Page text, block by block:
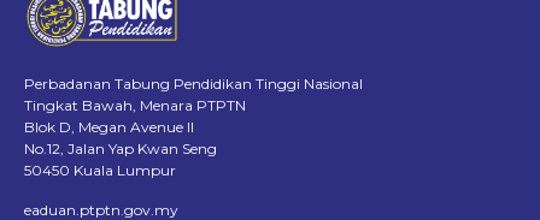
Perbadanan Tabung Pendidikan Tinggi Nasional
Tingkat Bawah, Menara PTPTN
Blok D, Megan Avenue II
No.12, Jalan Yap Kwan Seng
50450 Kuala Lumpur
eaduan.ptptn.gov.my